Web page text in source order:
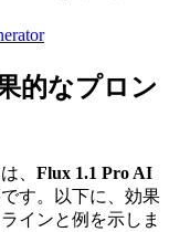
的なプロン
、 Flux 1.1 Pro AI
す。以下に、効果
インと例を示しま